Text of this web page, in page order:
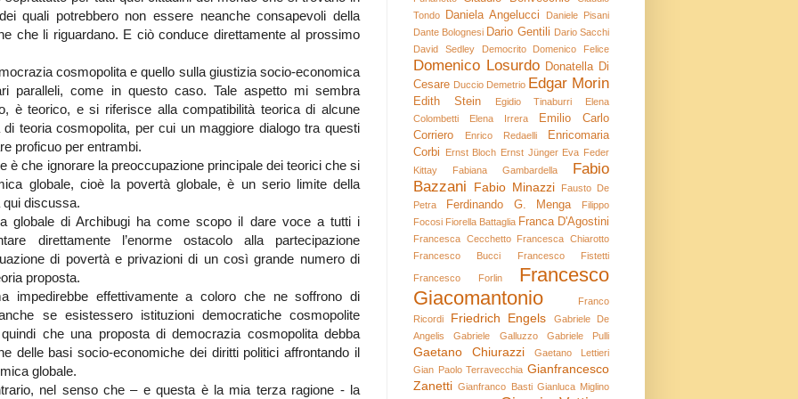
quali potrebbero non essere neanche consapevoli della
che li riguardano. E ciò conduce direttamente al prossimo
cosmopolita e quello sulla giustizia socio-economica
paralleli, come in questo caso. Tale aspetto mi sembra
è teorico, e si riferisce alla compatibilità teorica di alcune
teoria cosmopolita, per cui un maggiore dialogo tra questi
proficuo per entrambi.
è che ignorare la preoccupazione principale dei teorici che si
globale, cioè la povertà globale, è un serio limite della
discussa.
globale di Archibugi ha come scopo il dare voce a tutti i
direttamente l’enorme ostacolo alla partecipazione
di povertà e privazioni di un così grande numero di
proposta.
impedirebbe effettivamente a coloro che ne soffrono di
se esistessero istituzioni democratiche cosmopolite
che una proposta di democrazia cosmopolita debba
delle basi socio-economiche dei diritti politici affrontando il
globale.
nel senso che – e questa è la mia terza ragione - la
Tondo
Daniela Angelucci
Daniele Pisani
Dante Bolognesi Dario Gentili Dario Sacchi
David Sedley
Democrito Domenico Felice
Domenico Losurdo Donatella Di
Cesare Duccio Demetrio Edgar Morin
Edith Stein Egidio Tinaburri
Elena
Colombetti
Elena Irrera
Emilio Carlo
Corriero
Enrico Redaelli
Enricomaria
Corbi
Ernst Bloch Ernst Jünger Eva Feder
Kittay
Fabiana Gambardella
Fabio
Bazzani
Fabio Minazzi
Fausto De
Petra
Ferdinando G. Menga
Filippo
Focosi Fiorella Battaglia Franca D'Agostini
Francesca Cecchetto
Francesca Chiarotto
Francesco Bucci
Francesco Fistetti
Francesco Forlin
Francesco
Giacomantonio
Franco
Ricordi
Friedrich Engels
Gabriele De
Angelis
Gabriele Galluzzo Gabriele Pulli
Gaetano Chiurazzi
Gaetano Lettieri
Gian Paolo Terravecchia Gianfrancesco
Zanetti Gianfranco Basti Gianluca Miglino